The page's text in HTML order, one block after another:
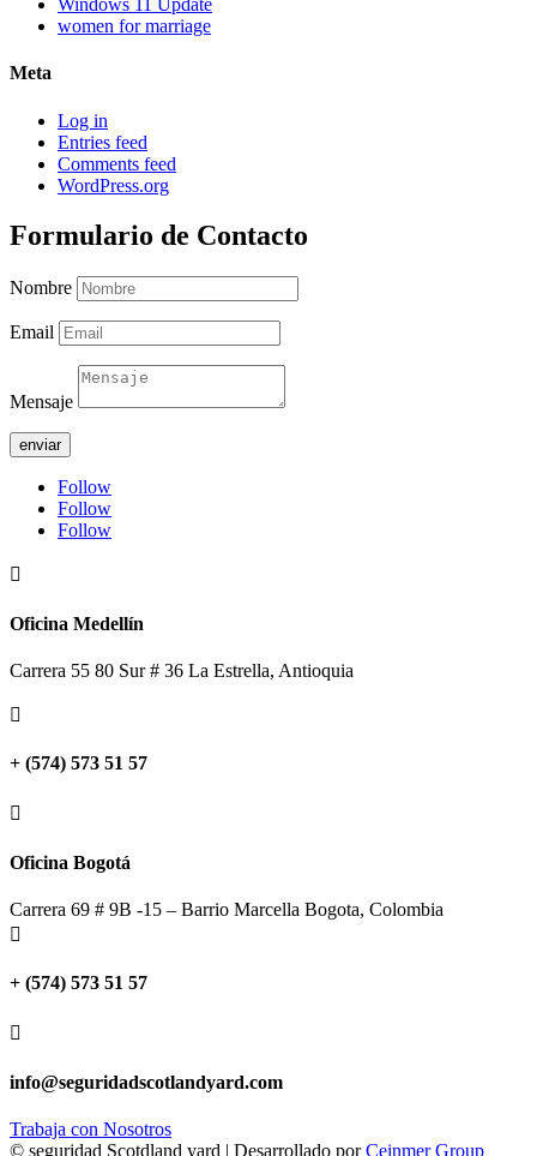
Windows 11 Update
women for marriage
Meta
Log in
Entries feed
Comments feed
WordPress.org
Formulario de Contacto
Nombre
Email
Mensaje
enviar
Follow
Follow
Follow

Oficina Medellín
Carrera 55 80 Sur # 36 La Estrella, Antioquia

+ (574) 573 51 57

Oficina Bogotá
Carrera 69 # 9B -15 – Barrio Marcella Bogota, Colombia

+ (574) 573 51 57

info@seguridadscotlandyard.com
Trabaja con Nosotros
© seguridad Scotdland yard | Desarrollado porCeinmer Group